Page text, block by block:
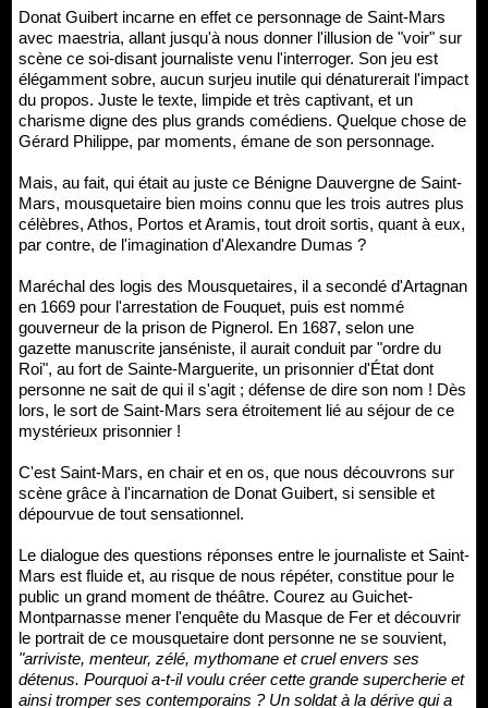
Donat Guibert incarne en effet ce personnage de Saint-Mars
avec maestria, allant jusqu'à nous donner l'illusion de "voir" sur
scène ce soi-disant journaliste venu l'interroger. Son jeu est
élégamment sobre, aucun surjeu inutile qui dénaturerait l'impact
du propos. Juste le texte, limpide et très captivant, et un
charisme digne des plus grands comédiens. Quelque chose de
Gérard Philippe, par moments, émane de son personnage.
Mais, au fait, qui était au juste ce Bénigne Dauvergne de Saint-
Mars, mousquetaire bien moins connu que les trois autres plus
célèbres, Athos, Portos et Aramis, tout droit sortis, quant à eux,
par contre, de l'imagination d'Alexandre Dumas ?
Maréchal des logis des Mousquetaires, il a secondé d'Artagnan
en 1669 pour l'arrestation de Fouquet, puis est nommé
gouverneur de la prison de Pignerol. En 1687, selon une
gazette manuscrite janséniste, il aurait conduit par "ordre du
Roi", au fort de Sainte-Marguerite, un prisonnier d'État dont
personne ne sait de qui il s'agit ; défense de dire son nom ! Dès
lors, le sort de Saint-Mars sera étroitement lié au séjour de ce
mystérieux prisonnier !
C'est Saint-Mars, en chair et en os, que nous découvrons sur
scène grâce à l'incarnation de Donat Guibert, si sensible et
dépourvue de tout sensationnel.
Le dialogue des questions réponses entre le journaliste et Saint-
Mars est fluide et, au risque de nous répéter, constitue pour le
public un grand moment de théâtre. Courez au Guichet-
Montparnasse mener l'enquête du Masque de Fer et découvrir
le portrait de ce mousquetaire dont personne ne se souvient,
"arriviste, menteur, zélé, mythomane et cruel envers ses
détenus. Pourquoi a-t-il voulu créer cette grande supercherie et
ainsi tromper ses contemporains ? Un soldat à la dérive qui a